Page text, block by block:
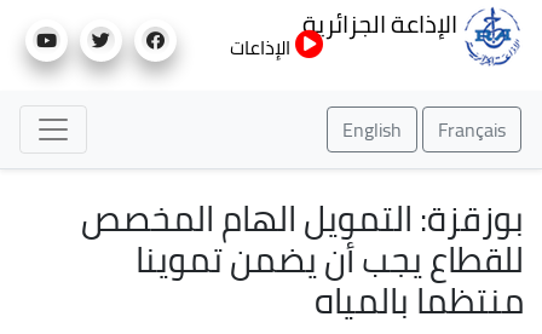
إلى
الإذاعة الجزائرية
الإذاعات
Français
English
بوزقزة: التمويل الهام المخصص
للقطاع يجب أن يضمن تموينا
منتظما بالمياه